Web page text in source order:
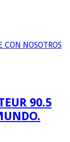
CON NOSOTROS
90.5